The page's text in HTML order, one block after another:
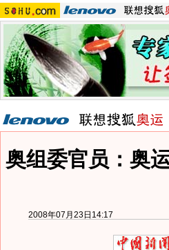
奥组委官员：奥
2008年07月23日14:17